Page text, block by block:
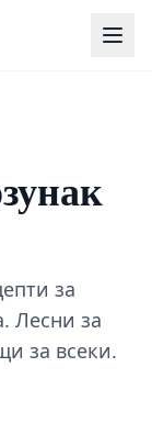
за
Лесни за
за всеки.